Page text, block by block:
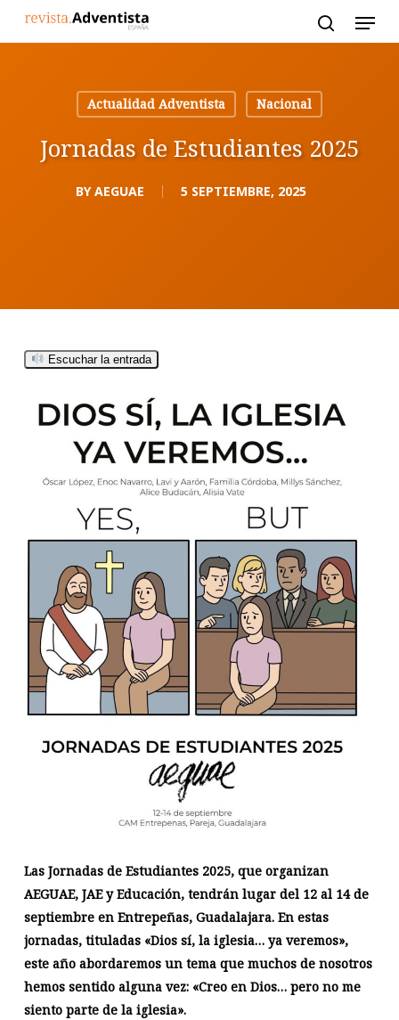
Actualidad Adventista
Nacional
Jornadas de Estudiantes 2025
BY AEGUAE 5 SEPTIEMBRE, 2025
Escuchar la entrada
Las Jornadas de Estudiantes 2025, que organizan
AEGUAE, JAE y Educación, tendrán lugar del 12 al 14 de
septiembre en Entrepeñas, Guadalajara. En estas
jornadas, tituladas «Dios sí, la iglesia… ya veremos»,
este año abordaremos un tema que muchos de nosotros
hemos sentido alguna vez: «Creo en Dios… pero no me
siento parte de la iglesia».